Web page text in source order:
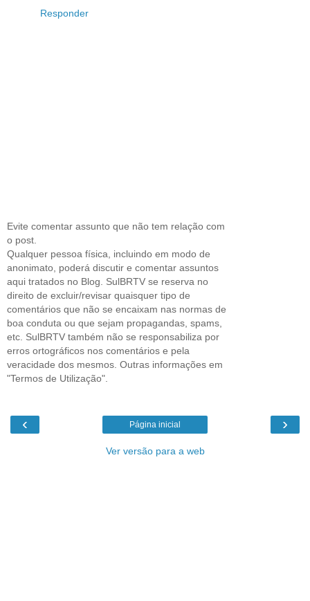
Responder
Evite comentar assunto que não tem relação com
o post.
Qualquer pessoa física, incluindo em modo de
anonimato, poderá discutir e comentar assuntos
aqui tratados no Blog. SulBRTV se reserva no
direito de excluir/revisar quaisquer tipo de
comentários que não se encaixam nas normas de
boa conduta ou que sejam propagandas, spams,
etc. SulBRTV também não se responsabiliza por
erros ortográficos nos comentários e pela
veracidade dos mesmos. Outras informações em
"Termos de Utilização".
‹ ›
Página inicial
Ver versão para a web